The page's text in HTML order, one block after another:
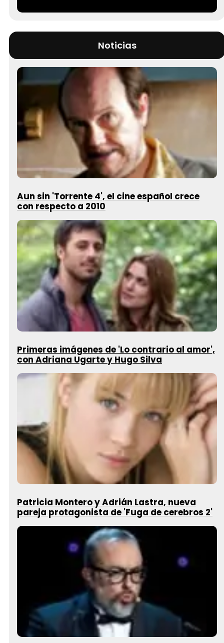
Noticias
Aun sin 'Torrente 4', el cine español crece
con respecto a 2010
Primeras imágenes de 'Lo contrario al amor',
con Adriana Ugarte y Hugo Silva
Patricia Montero y Adrián Lastra, nueva
pareja protagonista de 'Fuga de cerebros 2'